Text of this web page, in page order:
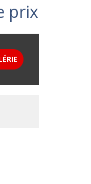
prix